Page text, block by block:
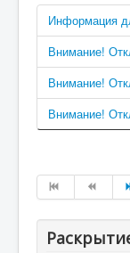
Информация
Внимание!
Внимание!
Внимание!